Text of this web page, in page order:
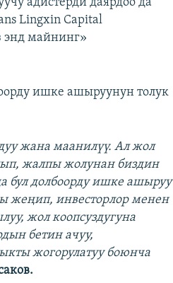
Lingxin Capital
энд майнинг»
ишке ашыруунун толук
жана маанилүү. Ал жол
жалпы жолунан биздин
бул долбоорду ишке ашыруу
жеңип, инвесторлор менен
жол коопсуздугуна
бетин ачуу,
жогорулатуу боюнча